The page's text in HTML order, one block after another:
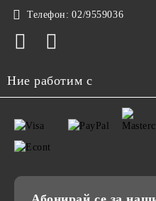
Телефон: 02/9559036
Ние работим с